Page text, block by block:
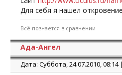
Для себя я нашел
Всё познается в сравнении
Ада-Ангел
Дата: Суббота, 24.07.2010,